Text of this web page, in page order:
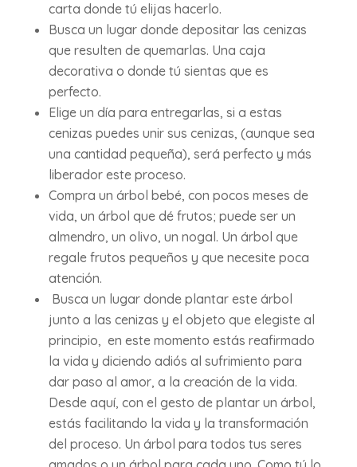
carta donde tú elijas hacerlo.
Busca un lugar donde depositar las cenizas
que resulten de quemarlas. Una caja
decorativa o donde tú sientas que es
perfecto.
Elige un día para entregarlas, si a estas
cenizas puedes unir sus cenizas, (aunque sea
una cantidad pequeña), será perfecto y más
liberador este proceso.
Compra un árbol bebé, con pocos meses de
vida, un árbol que dé frutos; puede ser un
almendro, un olivo, un nogal. Un árbol que
regale frutos pequeños y que necesite poca
atención.
Busca un lugar donde plantar este árbol
junto a las cenizas y el objeto que elegiste al
principio, en este momento estás reafirmado
la vida y diciendo adiós al sufrimiento para
dar paso al amor, a la creación de la vida.
Desde aquí, con el gesto de plantar un árbol,
estás facilitando la vida y la transformación
del proceso. Un árbol para todos tus seres